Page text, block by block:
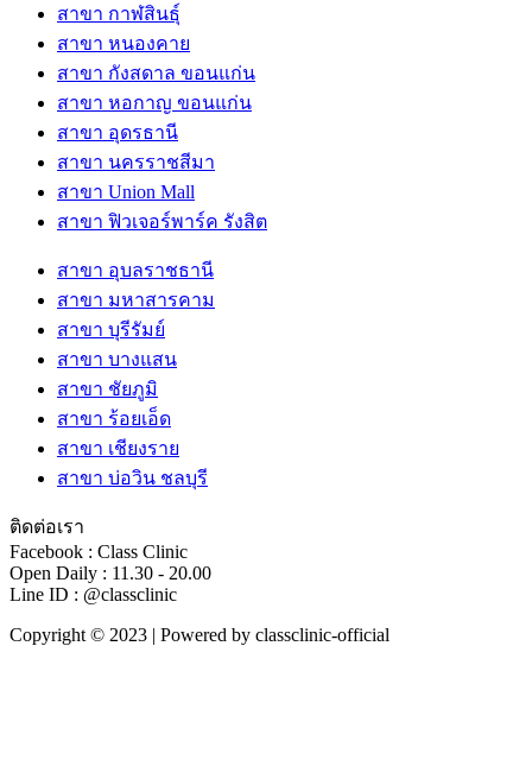
สาขา กาฬสินธุ์
สาขา หนองคาย
สาขา กังสดาล ขอนแก่น
สาขา หอกาญ ขอนแก่น
สาขา อุดรธานี
สาขา นครราชสีมา
สาขา Union Mall
สาขา ฟิวเจอร์พาร์ค รังสิต
สาขา อุบลราชธานี
สาขา มหาสารคาม
สาขา บุรีรัมย์
สาขา บางแสน
สาขา ชัยภูมิ
สาขา ร้อยเอ็ด
สาขา เชียงราย
สาขา บ่อวิน ชลบุรี
ติดต่อเรา
Facebook : Class Clinic
Open Daily : 11.30 - 20.00
Line ID : @classclinic​
Copyright © 2023 | Powered by classclinic-official